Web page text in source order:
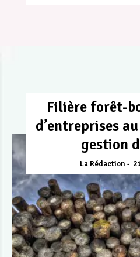
Filière forêt-
d’entreprises
gestion
La Rédaction